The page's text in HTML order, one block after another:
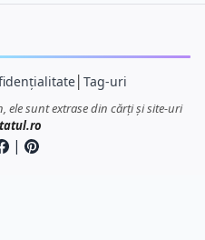
│ Tag-uri
ele sunt extrase din cărți și site-uri
|